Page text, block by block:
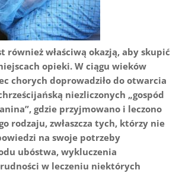
również właściwą okazją, aby skupić
opieki. W ciągu wieków
chorych doprowadziło do otwarcia
niezliczonych „gospód
gdzie przyjmowano i leczono
rodzaju, zwłaszcza tych, którzy nie
na swoje potrzeby
ubóstwa, wykluczenia
w leczeniu niektórych